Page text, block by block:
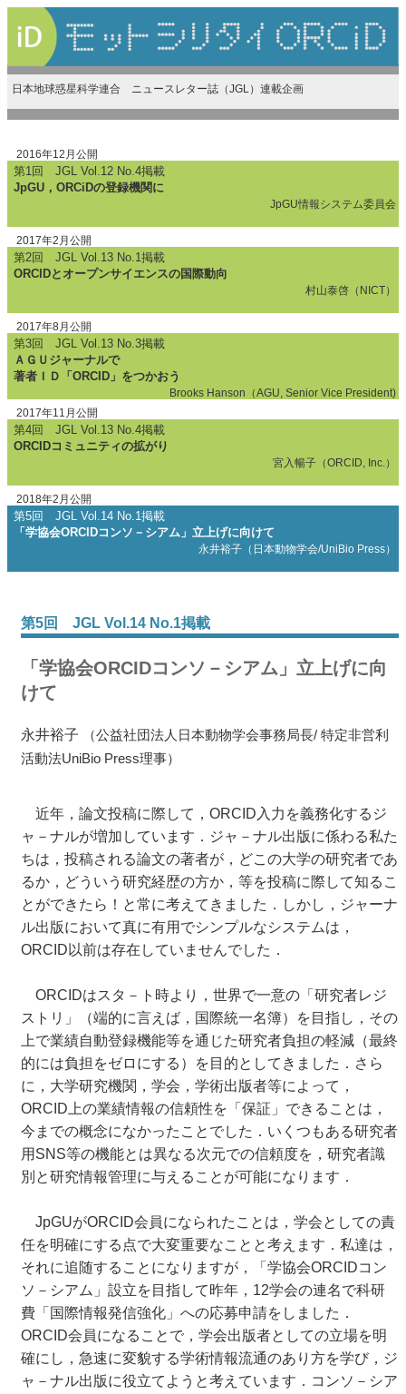
日本地球惑星科学連合 ニュースレター誌（JGL）連載企画
2016年12月公開
第1回 JGL Vol.12 No.4掲載
JpGU，ORCiDの登録機関に
JpGU情報システム委員会
2017年2月公開
第2回 JGL Vol.13 No.1掲載
ORCIDとオープンサイエンスの国際動向
村山泰啓（NICT）
2017年8月公開
第3回 JGL Vol.13 No.3掲載
ＡＧＵジャーナルで
著者ＩＤ「ORCID」をつかおう
Brooks Hanson（AGU, Senior Vice President)
2017年11月公開
第4回 JGL Vol.13 No.4掲載
ORCIDコミュニティの拡がり
宮入暢子（ORCID, Inc.）
2018年2月公開
第5回 JGL Vol.14 No.1掲載
「学協会ORCIDコンソ－シアム」立上げに向けて
永井裕子（日本動物学会/UniBio Press）
第5回 JGL Vol.14 No.1掲載
「学協会ORCIDコンソ－シアム」立上げに向
けて
永井裕子
（公益社団法人日本動物学会事務局長/ 特定非営利
活動法UniBio Press理事）
近年，論文投稿に際して，ORCID入力を義務化するジ
ャ－ナルが増加しています．ジャ－ナル出版に係わる私た
ちは，投稿される論文の著者が，どこの大学の研究者であ
るか，どういう研究経歴の方か，等を投稿に際して知るこ
とができたら！と常に考えてきました．しかし，ジャーナ
ル出版において真に有用でシンプルなシステムは，
ORCID以前は存在していませんでした．
ORCIDはスタ－ト時より，世界で一意の「研究者レジ
ストリ」（端的に言えば，国際統一名簿）を目指し，その
上で業績自動登録機能等を通じた研究者負担の軽減（最終
的には負担をゼロにする）を目的としてきました．さら
に，大学研究機関，学会，学術出版者等によって，
ORCID上の業績情報の信頼性を「保証」できることは，
今までの概念になかったことでした．いくつもある研究者
用SNS等の機能とは異なる次元での信頼度を，研究者識
別と研究情報管理に与えることが可能になります．
JpGUがORCID会員になられたことは，学会としての責
任を明確にする点で大変重要なことと考えます．私達は，
それに追随することになりますが，「学協会ORCIDコン
ソ－シアム」設立を目指して昨年，12学会の連名で科研
費「国際情報発信強化」への応募申請をしました．
ORCID会員になることで，学会出版者としての立場を明
確にし，急速に変貌する学術情報流通のあり方を学び，ジ
ャ－ナル出版に役立てようと考えています．コンソ－シア